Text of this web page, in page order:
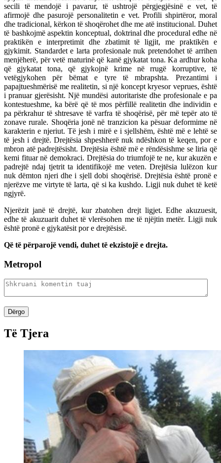
secili të mendojë i pavarur, të ushtrojë përgjegjësinë e vet, të
afirmojë dhe pasurojë personalitetin e vet. Profili shpirtëror, moral
dhe tradicional, kërkon të shoqërohet dhe me atë institucional. Duhet
të bashkojmë aspektin konceptual, doktrinal dhe procedural edhe në
praktikën e interpretimit dhe zbatimit të ligjit, me praktikën e
gjykimit. Standardet e larta profesionale nuk pretendohet të arrihen
menjëherë, për vetë maturinë që kanë gjykatat tona. Ka ardhur koha
që gjykatat tona, që gjykojnë krime në rrugë korruptive, të
vetëgjykohen për bëmat e tyre të mbrapshta. Prezantimi i
papajtueshmërisë me realitetin, si një koncept kryesor veprues, është
i pranuar gjerësisht. Një mundësi autoritariste dhe profesionale e pa
kontestueshme, ka bërë që të mos përfillë realitetin dhe individin e
pa përkrahur të shtresave të varfra të shoqërisë, për më tepër ato të
zonave rurale. Shoqëria jonë në tranzicion ka pësuar deformime në
karakterin e njeriut. Të jesh i mirë e i sjellshëm, është më e lehtë se
të jesh i drejtë. Drejtësia shpeshherë nuk ndëshkon të keqen, por e
mbron atë padrejtësisht. Drejtësia është më e rëndësishme se liria që
kemi fituar në demokraci. Drejtësia do triumfojë te ne, kur akuzën e
padrejtë ndaj tjetrit ta identifikojë me veten. Drejtësia lulëzon kur
nuk dëmton njeri dhe i sjell dobi shoqërisë. Drejtësia është pronë e
njerëzve me virtyte të larta, që si ka kushdo. Ligji nuk duhet të ketë
ngjyrë.
Njerëzit janë të drejtë, kur zbatohen drejt ligjet. Edhe akuzuesit,
edhe të akuzuarit duhet të vlerësohen me të njëjtin metër. Ligji nuk
është pronë e gjykatësit por e drejtësisë.
Që të përparojë vendi, duhet të ekzistojë e drejta.
Metropol
Dërgo
Të Tjera